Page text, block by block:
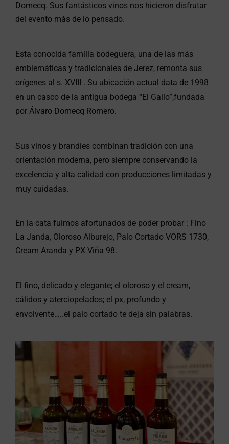
Domecq. Sus fantásticos vinos nos hicieron disfrutar
del evento más de lo pensado.
Esta conocida familia bodeguera, una de las más
emblemáticas y tradicionales de Jerez, remonta sus
orígenes al s. XVIII . Su ubicación actual data de 1998
en un casco de la antigua bodega “El Gallo”,fundada
por Álvaro Domecq Romero.
Sus vinos y brandies combinan tradición con una
orientación moderna, pero siempre conservando la
excelencia y alta calidad con producciones limitadas y
muy cuidadas.
En la cata fuimos afortunados de poder probar : Fino
La Janda, Oloroso Alburejo, Palo Cortado VORS 1730,
Cream Aranda y PX Viña 98.
El fino, delicado y elegante; el oloroso y el cream,
cálidos y aterciopelados; el px, profundo y
envolvente…..el palo cortado te deja sin palabras.